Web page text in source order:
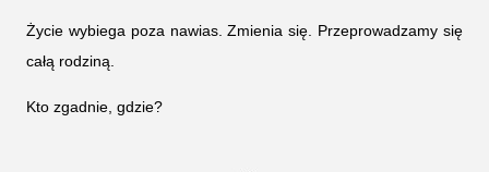
Życie wybiega poza nawias. Zmienia się. Przeprowadzamy się
całą rodziną.
Kto zgadnie, gdzie?